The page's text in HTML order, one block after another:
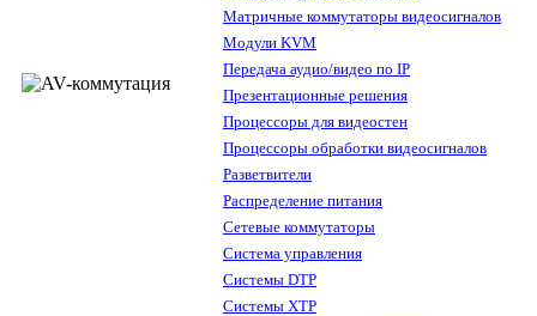
Матричные коммутаторы видеосигналов
Модули KVM
Передача аудио/видео по IP
Презентационные решения
Процессоры для видеостен
Процессоры обработки видеосигналов
Разветвители
Распределение питания
Сетевые коммутаторы
Система управления
Системы DTP
Системы XTP